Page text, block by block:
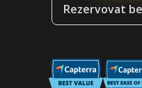
Rezervovat